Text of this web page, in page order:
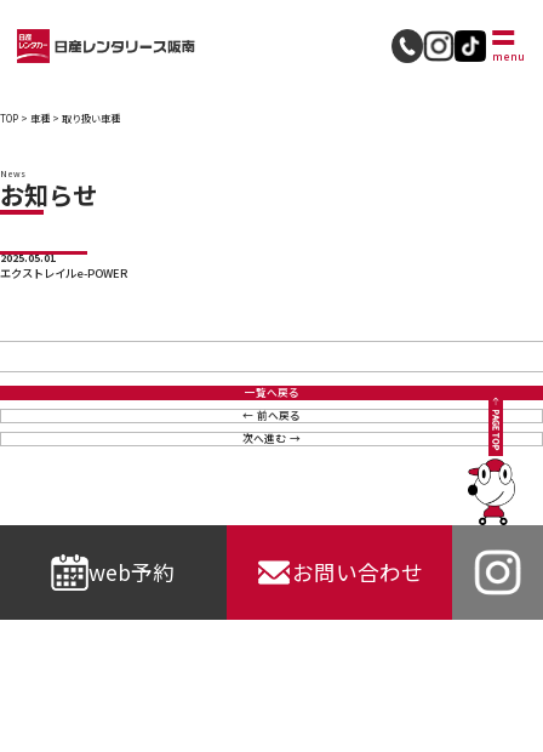
menu
採用情報
TOP > 車種 > 取り扱い車種
News
お知らせ
2025.05.01
エクストレイルe-POWER
前へ戻る
一覧へ戻る
次へ進む
web予約 お問い合わせ